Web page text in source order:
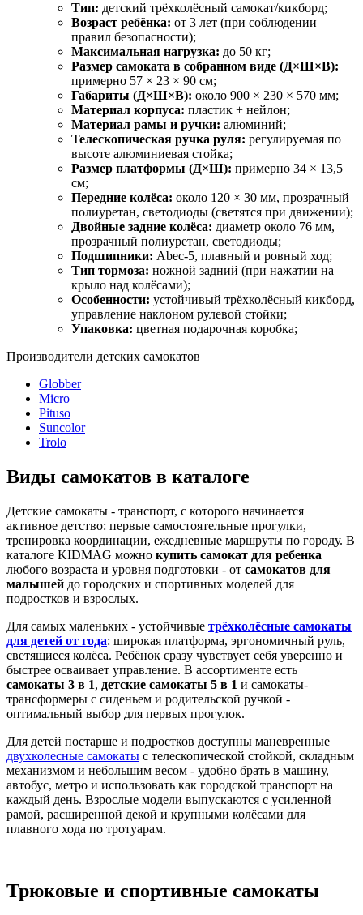
Тип: детский трёхколёсный самокат/кикборд;
Возраст ребёнка: от 3 лет (при соблюдении
правил безопасности);
Максимальная нагрузка: до 50 кг;
Размер самоката в собранном виде (Д×Ш×В):
примерно 57 × 23 × 90 см;
Габариты (Д×Ш×В): около 900 × 230 × 570 мм;
Материал корпуса: пластик + нейлон;
Материал рамы и ручки: алюминий;
Телескопическая ручка руля: регулируемая по
высоте алюминиевая стойка;
Размер платформы (Д×Ш): примерно 34 × 13,5
см;
Передние колёса: около 120 × 30 мм, прозрачный
полиуретан, светодиоды (светятся при движении);
Двойные задние колёса: диаметр около 76 мм,
прозрачный полиуретан, светодиоды;
Подшипники: Abec‑5, плавный и ровный ход;
Тип тормоза: ножной задний (при нажатии на
крыло над колёсами);
Особенности: устойчивый трёхколёсный кикборд,
управление наклоном рулевой стойки;
Упаковка: цветная подарочная коробка;
Производители детских самокатов
Globber
Micro
Pituso
Suncolor
Trolo
Виды самокатов в каталоге
Детские самокаты - транспорт, с которого начинается
активное детство: первые самостоятельные прогулки,
тренировка координации, ежедневные маршруты по городу. В
каталоге KIDMAG можно купить самокат для ребенка
любого возраста и уровня подготовки - от самокатов для
малышей до городских и спортивных моделей для
подростков и взрослых.
Для самых маленьких - устойчивые трёхколёсные самокаты
для детей от года: широкая платформа, эргономичный руль,
светящиеся колёса. Ребёнок сразу чувствует себя уверенно и
быстрее осваивает управление. В ассортименте есть
самокаты 3 в 1, детские самокаты 5 в 1 и самокаты-
трансформеры с сиденьем и родительской ручкой -
оптимальный выбор для первых прогулок.
Для детей постарше и подростков доступны маневренные
двухколесные самокаты с телескопической стойкой, складным
механизмом и небольшим весом - удобно брать в машину,
автобус, метро и использовать как городской транспорт на
каждый день. Взрослые модели выпускаются с усиленной
рамой, расширенной декой и крупными колёсами для
плавного хода по тротуарам.
Трюковые и спортивные самокаты